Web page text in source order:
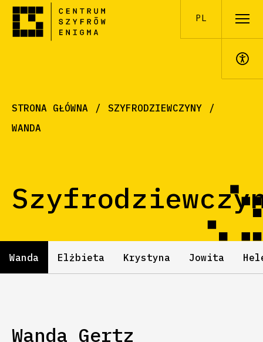
PL
STRONA GŁÓWNA
SZYFRODZIEWCZYNY
WANDA
Wanda Elżbieta Krystyna Jowita
Wanda Gertz